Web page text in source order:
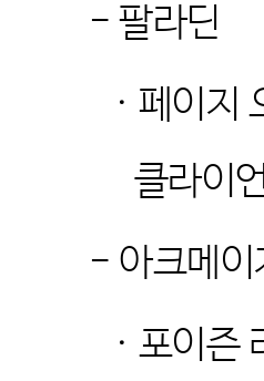
-팔라딘
· 페이지
클라이
- 아크메이
· 포이즌